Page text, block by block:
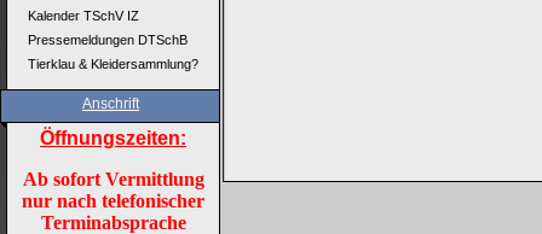
Kalender TSchV IZ
Pressemeldungen DTSchB
Tierklau & Kleidersammlung?
Anschrift
Öffnungszeiten:
Ab sofort Vermittlung
nur nach telefonischer
Terminabsprache